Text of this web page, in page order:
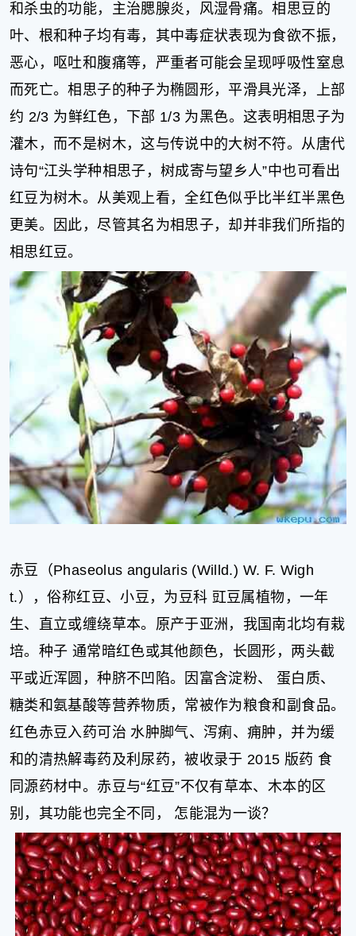
和杀虫的功能，主治腮腺炎，风湿骨痛。相思豆的
叶、根和种子均有毒，其中毒症状表现为食欲不振，
恶心，呕吐和腹痛等，严重者可能会呈现呼吸性窒息
而死亡。相思子的种子为椭圆形，平滑具光泽，上部
约 2/3 为鲜红色，下部 1/3 为黑色。这表明相思子为
灌木，而不是树木，这与传说中的大树不符。从唐代
诗句“江头学种相思子，树成寄与望乡人”中也可看出
红豆为树木。从美观上看，全红色似乎比半红半黑色
更美。因此，尽管其名为相思子，却并非我们所指的
相思红豆。
赤豆（Phaseolus angularis (Willd.) W. F. Wigh
t.），俗称红豆、小豆，为豆科 豇豆属植物，一年
生、直立或缠绕草本。原产于亚洲，我国南北均有栽
培。种子 通常暗红色或其他颜色，长圆形，两头截
平或近浑圆，种脐不凹陷。因富含淀粉、 蛋白质、
糖类和氨基酸等营养物质，常被作为粮食和副食品。
红色赤豆入药可治 水肿脚气、泻痢、痈肿，并为缓
和的清热解毒药及利尿药，被收录于 2015 版药 食
同源药材中。赤豆与“红豆”不仅有草本、木本的区
别，其功能也完全不同， 怎能混为一谈？